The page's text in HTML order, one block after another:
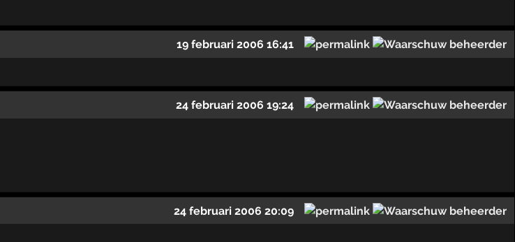
19 februari 2006 16:41
24 februari 2006 19:24
24 februari 2006 20:09